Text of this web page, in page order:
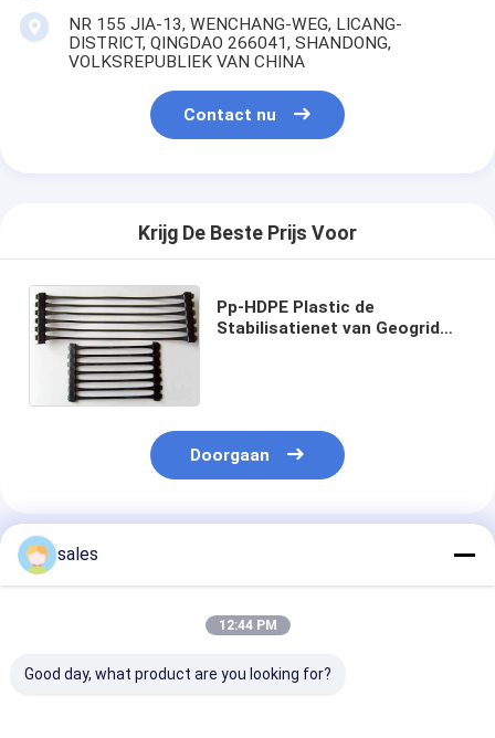
NR 155 JIA-13, WENCHANG-WEG, LICANG-
DISTRICT, QINGDAO 266041, SHANDONG,
VOLKSREPUBLIEK VAN CHINA
Contact nu
Krijg De Beste Prijs Voor
Pp-HDPE Plastic de
Stabilisatienet van Geogrid
Doorgaan
Geadviseerde Producten
sales
12:44 PM
Good day, what product are you looking for?